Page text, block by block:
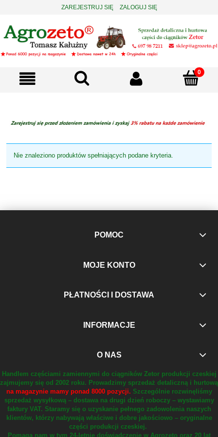
ZAREJESTRUJ SIĘ ZALOGUJ SIĘ
Nie znaleziono produktów spełniających podane kryteria.
POMOC
MOJE KONTO
PŁATNOŚCI I DOSTAWA
INFORMACJE
O NAS
Handlem częściami zamiennymi do ciągników Zetor produkcji czeskiej
zajmujemy się od 2002 roku. Prowadzimy sprzedaż detaliczną i hurtową
na magazynie mamy ponad 8000 pozycji. Szczególnie rozwinęliśmy
sprzedaż wysyłkową – dostawa na drugi dzień roboczy – wystawiamy
faktury VAT. Staramy się o uzyskanie pełnego zadowolenia naszych
klientów, którzy nabywają właściwe i dobre jakościowo – oryginalne
części produkcji czeskiej.
Pomaga nam w tym 24-letnie doświadczenie w Agrozeto oraz 20 lat